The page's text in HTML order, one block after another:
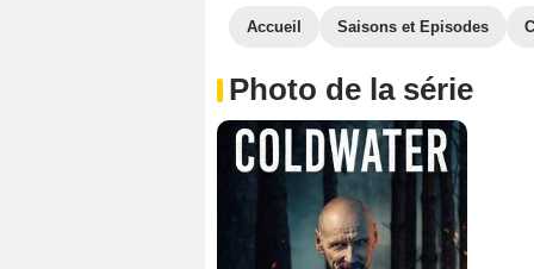
Accueil Saisons et Episodes
Photo de la série